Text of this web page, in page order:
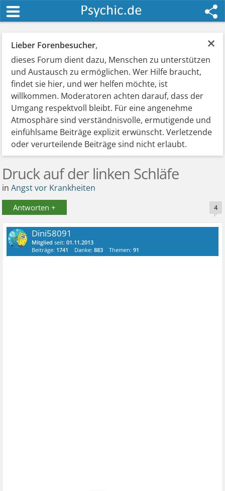
×
Lieber Forenbesucher,
dieses Forum dient dazu, Menschen zu unterstützen
und Austausch zu ermöglichen. Wer Hilfe braucht,
findet sie hier, und wer helfen möchte, ist
willkommen. Moderatoren achten darauf, dass der
Umgang respektvoll bleibt. Für eine angenehme
Atmosphäre sind verständnisvolle, ermutigende und
einfühlsame Beiträge explizit erwünscht. Verletzende
oder verurteilende Beiträge sind nicht erlaubt.
Druck auf der linken Schläfe
inAngst vor Krankheiten
Antworten + 4
Dini58091
Mitglied seit:01.11.2013
Beiträge: 1741 Danke:883 Themen:91